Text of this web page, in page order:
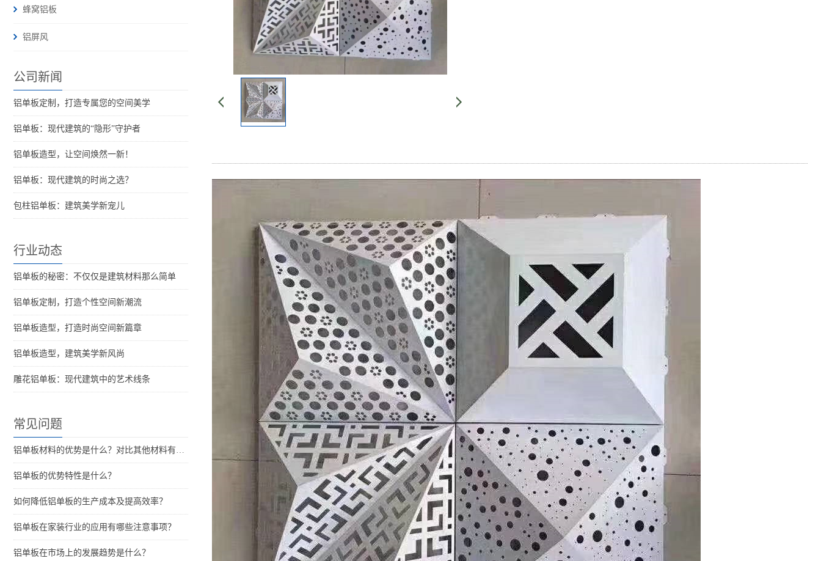
蜂窝铝板
铝屏风
公司新闻
铝单板定制，打造专属您的空间美学
铝单板：现代建筑的“隐形”守护者
铝单板造型，让空间焕然一新！
铝单板：现代建筑的时尚之选？
包柱铝单板：建筑美学新宠儿
行业动态
铝单板的秘密：不仅仅是建筑材料那么简单
铝单板定制，打造个性空间新潮流
铝单板造型，打造时尚空间新篇章
铝单板造型，建筑美学新风尚
雕花铝单板：现代建筑中的艺术线条
常见问题
铝单板材料的优势是什么？对比其他材料有什么优点？
铝单板的优势特性是什么？
如何降低铝单板的生产成本及提高效率？
铝单板在家装行业的应用有哪些注意事项？
铝单板在市场上的发展趋势是什么？